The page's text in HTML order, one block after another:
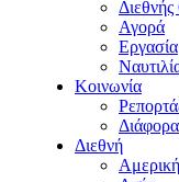
Αγορά
Εργασία
Κοινωνία
Διάφορα
Διεθνή
Αμερική